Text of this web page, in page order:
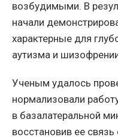
возбудимыми. В
начали
характерные для
аутизма и
Ученым удалось
нормализовали
в базалатеральной
восстановив ее